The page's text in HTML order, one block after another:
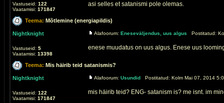
Vastuseid: 122
Vaatamisi: 171847
asi selles et satanismi pole olemas.
Teema: Mõtlemine (energiapildis)
Nightknight
Vastuseid: 5
Vaatamisi: 13398
Alafoorum: Eneseväljendus, uus algus Postitatud:
enese muudatus on uus algus. Enese uus
Teema: Mis häirib teid satanismis?
Nightknight
Vastuseid: 122
Vaatamisi: 171847
Alafoorum: Usundid Postitatud: Kolm Mai 07, 2014
mis häirib teid? ENG- satanism is? me isnt. im